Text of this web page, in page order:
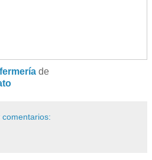
de
comentarios: